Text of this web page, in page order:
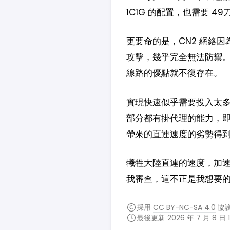
1C1G 的配置，也需要 49
更要命的是，CN2 網絡因
攻擊，幾乎完全無法防禦
線路的優點就不復存在。
實現快速似乎需要投入太
部分都有掛代理的能力，
帶來的直連速度的劣勢得
犧牲大陸直連的速度，加
我審查，這不正是我想要
採用 CC BY-NC-SA 4.0 協
最後更新 2026 年 7 月 8 日